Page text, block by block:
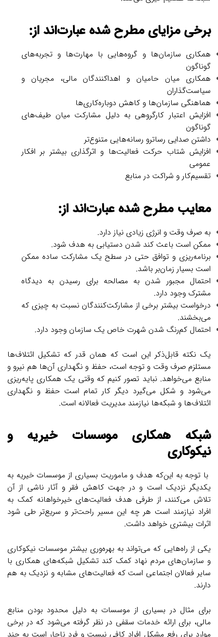
برخی مزایای مطرح شده عبارت‌اند از:
همکاری سازمان‌ها و گروه‌هایی با مهارت‌ها و تجربه‌های
گوناگون
همکاری میان حامیان و اهداکنندگان مالی، مجریان و
سیاست‌گذاران
هماهنگی سازمان‌ها و کاهش دوباره‌کاری‌ها
افزایش اعتبار کارگروهی به دلیل مشارکت میان طیف‌های
گوناگون
داشتن صدایی رساترو رسانه‌هایی متنوع‌تر
افزایش شتاب حرکت فعالیت‌ها و اثرگذاری بیشتر بر افکار
عمومی
تقسیم‌کار و شراکت در منابع
معایب مطرح شده عبارت‌اند از:
به صرف وقت و انرژی زیادی نیاز دارد.
ممکن است باعث کند شدن دستیابی به هدف شود.
برنامه‌ریزی و توافق حتی در سطح یک مشارکت ساده ممکن
است بسیار زمان‌بر باشد.
احتمال مجبور شدن به مصالحه برای رسیدن به دیدگاه
مشترک وجود دارد.
درخواست بیشتر برخی از مشارکت‌کنندگان نسبت به چیزی که
می‌بخشند.
احتمال کم‌رنگ شدن شهرت خاص یک سازمان وجود دارد.
یک نکته قابل‌ذکر این است که همان قدر که تشکیل ائتلاف‌ها
مستلزم صرف وقت و توجه است، حفظ و نگهداری آن‌ها هم نیرو و
منابع می‌خواهد. نباید تصور کنیم که وقتی یک همکاری پایه‌ریزی
می‌شود و شکل می‌گیرد دیگر کار تمام است حفظ و نگهداری
ائتلاف‌ها و شبکه‌ها نیازمند مدیریت فعالانه است.
شبکه همکاری موسسات خیریه و
نیکوکاری
با توجه به این‌که هدف و ماموریت بسیاری از موسسات خیریه به
یکدیگر نزدیک است و در جهت کاهش فقر و آثار ناشی از آن
تلاش می‌کنند، از طرفی هدف فعالیت‌های خیرخواهانه کمک به
افراد نیازمند است هر چه این مسیر راحت‌تر و سریع‌تر طی شود
اثرات بیشتری خواهد داشت.
یکی از راه‌هایی که می‌تواند به بهره‌وری بیشتر موسسات نیکوکاری
و سازمان‌های مردم نهاد کمک کند تشکیل شبکه‌های همکاری با
سایر فعالان اجتماعی است که فعالیت‌های مشابه و نزدیک به هم
دارند.
برای مثال در بسیاری از موسسات به دلیل محدود بودن منابع
مالی، برای ارائه خدمات سقفی در نظر گرفته می‌شود که در برخی
موارد برای رفع مشکل افراد کافی نیست و فرد ناچار است به چند